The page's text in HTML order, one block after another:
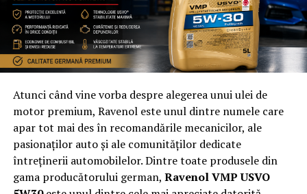
Realizatorii studiului citat afirmă că noile modele ale
mărcii coreene, precum Galaxy Watch Active 2 ar putea
face ca Samsung să-și îmbunătățească poziția la nivel
al anului.
Pe poziția a treia se află Fitbit, cu 1,6 milioane de unități
vândute în trimestrul al treilea din 2019. Fitbit este, la
Atunci când vine vorba despre alegerea unui ulei de
motor premium, Ravenol este unul dintre numele care
apar tot mai des în recomandările mecanicilor, ale
pasionaților auto și ale comunităților dedicate
întreținerii automobilelor. Dintre toate produsele din
gama producătorului german, Ravenol VMP USVO